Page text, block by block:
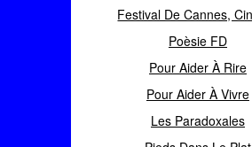
Festival De Cannes,
Poèsie FD
Pour Aider À Rire
Pour Aider À Vivre
Les Paradoxales